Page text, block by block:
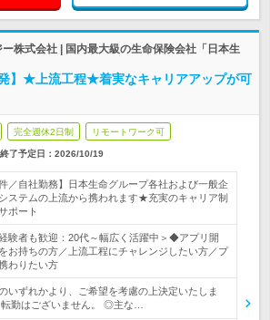
株式会社 | 国内最大級の生命保険会社「日本生
】★上流工程★着実なキャリアアップが可
完全週休2日制 リモートワーク可
終了予定日： 2026/10/19
／自社勤務】日本生命グループ各社および一般企
ステムの上流から携われます★充実のキャリア制
ポート
験者も歓迎：20代～幅広く活躍中＞◆アプリ開
お持ちの方／上流工程にチャレンジしたい方／プ
わりたい方
いずれかより、ご希望を考慮の上決定いたしま
勤はございません。 ◎主な…